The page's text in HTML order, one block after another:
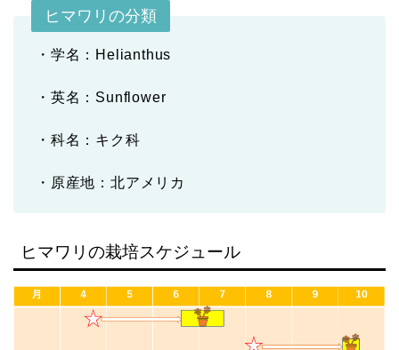
ヒマワリの分類
・学名：Helianthus
・英名：Sunflower
・科名：キク科
・原産地：北アメリカ
ヒマワリの栽培スケジュール